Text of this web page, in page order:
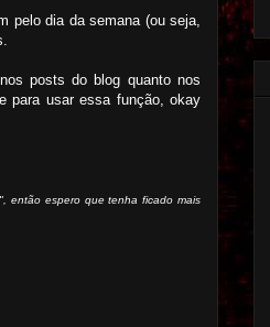
pelo dia da semana (ou seja,
posts do blog quanto nos
para usar essa função, okay
então espero que tenha ficado mais